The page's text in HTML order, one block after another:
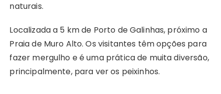
naturais.
Localizada a 5 km de Porto de Galinhas, próximo a
Praia de Muro Alto. Os visitantes têm opções para
fazer mergulho e é uma prática de muita diversão,
principalmente, para ver os peixinhos.